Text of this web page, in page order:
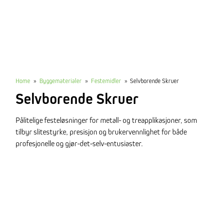
Home » Byggematerialer » Festemidler » Selvborende Skruer
Selvborende Skruer
Pålitelige festeløsninger for metall- og treapplikasjoner, som
tilbyr slitestyrke, presisjon og brukervennlighet for både
profesjonelle og gjør-det-selv-entusiaster.